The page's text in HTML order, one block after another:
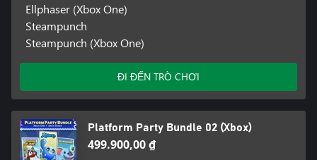
Ellphaser (Xbox One)
Steampunch
Steampunch (Xbox One)
ĐI ĐẾN TRÒ CHƠI
Platform Party Bundle 02 (Xbox)
499.900,00 ₫